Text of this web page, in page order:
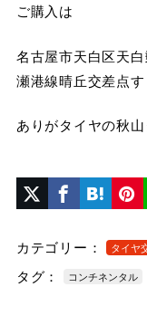
ご購入は
名古屋市天白区天
瀬港線晴丘交差点
ありがタイヤの秋
カテゴリー： タイヤ
タグ： コンチネンタル